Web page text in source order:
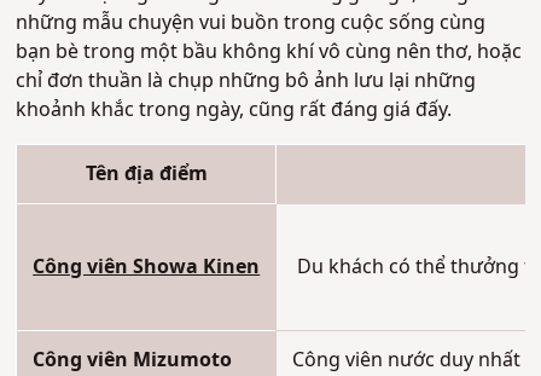
những mẫu chuyện vui buồn trong cuộc sống cùng
bạn bè trong một bầu không khí vô cùng nên thơ, hoặc
chỉ đơn thuần là chụp những bô ảnh lưu lại những
khoảnh khắc trong ngày, cũng rất đáng giá đấy.
Tên địa điểm
Công viên Showa Kinen Du khách có thể thưởng
Công viên Mizumoto Công viên nước duy nhất